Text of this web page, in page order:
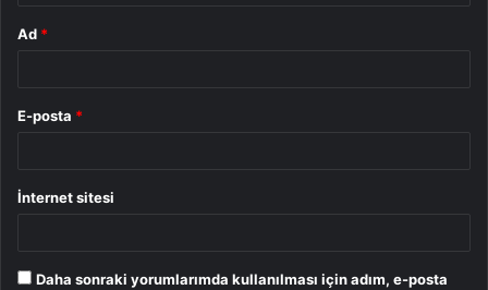
Ad *
E-posta *
İnternet sitesi
Daha sonraki yorumlarımda kullanılması için adım, e-posta